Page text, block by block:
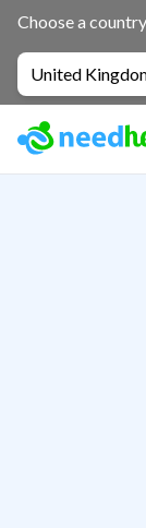
Choose a
United